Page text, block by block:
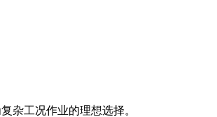
杂工况作业的理想选择。